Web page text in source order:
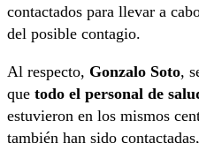
contactados para llevar a
del posible contagio.
Al respecto, Gonzalo Soto,
que todo el personal de
estuvieron en los mismos
también han sido